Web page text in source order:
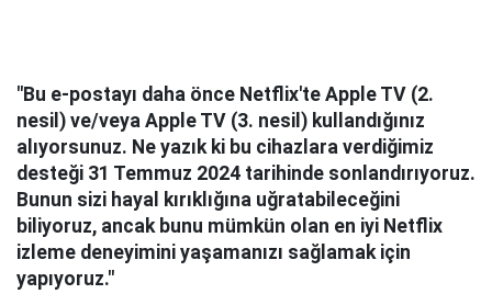
"Bu e-postayı daha önce Netflix'te Apple TV (2.
nesil) ve/veya Apple TV (3. nesil) kullandığınız
alıyorsunuz. Ne yazık ki bu cihazlara verdiğimiz
desteği 31 Temmuz 2024 tarihinde sonlandırıyoruz.
Bunun sizi hayal kırıklığına uğratabileceğini
biliyoruz, ancak bunu mümkün olan en iyi Netflix
izleme deneyimini yaşamanızı sağlamak için
yapıyoruz."